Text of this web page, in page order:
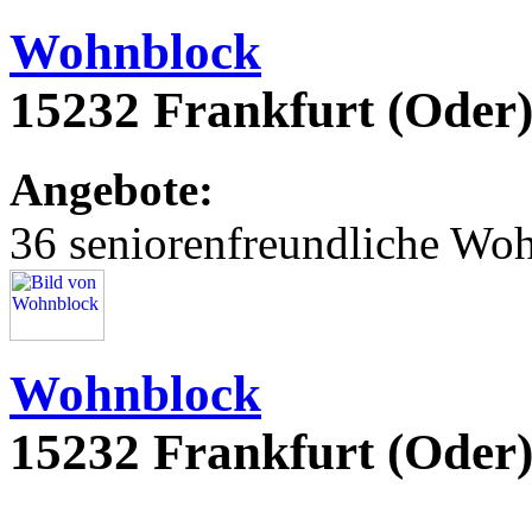
Wohnblock
15232 Frankfurt
Angebote:
36 seniorenfreundliche
Wohnblock
15232 Frankfurt